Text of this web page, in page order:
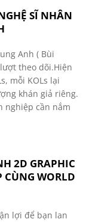
SĨ NHÂN
Anh ( Bùi
theo dõi.Hiện
mỗi KOLs lại
khán giả riêng.
nghiệp cần nắm
2D GRAPHIC
CÙNG WORLD
lợi để bạn lan